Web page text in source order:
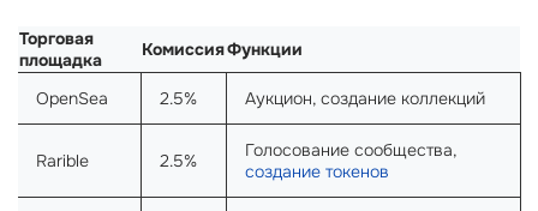
Торговая
площадка
КомиссияФункции
OpenSea 2.5% Аукцион, создание коллекций
Rarible 2.5%
Голосование сообщества,
создание токенов